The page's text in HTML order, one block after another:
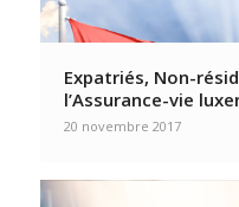
Expatriés, Non-
l’Assurance-vie
20 novembre 2017